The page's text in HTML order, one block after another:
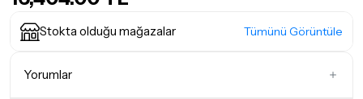
Stokta olduğu mağazalar Tümünü Görüntüle
Yorumlar